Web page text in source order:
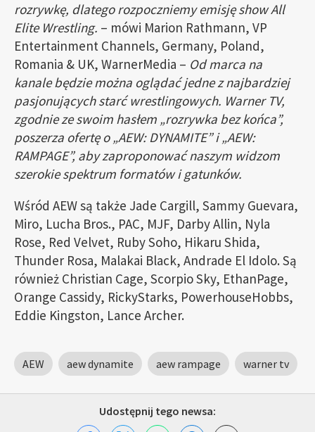
rozrywkę, dlatego rozpoczniemy emisję show All
Elite Wrestling. – mówi Marion Rathmann, VP
Entertainment Channels, Germany, Poland,
Romania & UK, WarnerMedia – Od marca na
kanale będzie można oglądać jedne z najbardziej
pasjonujących starć wrestlingowych. Warner TV,
zgodnie ze swoim hasłem „rozrywka bez końca”,
poszerza ofertę o „AEW: DYNAMITE” i „AEW:
RAMPAGE”, aby zaproponować naszym widzom
szerokie spektrum formatów i gatunków.
Wśród AEW są także Jade Cargill, Sammy Guevara,
Miro, Lucha Bros., PAC, MJF, Darby Allin, Nyla
Rose, Red Velvet, Ruby Soho, Hikaru Shida,
Thunder Rosa, Malakai Black, Andrade El Idolo. Są
również Christian Cage, Scorpio Sky, EthanPage,
Orange Cassidy, RickyStarks, PowerhouseHobbs,
Eddie Kingston, Lance Archer.
AEW aew dynamite aew rampage warner tv
Udostępnij tego newsa: